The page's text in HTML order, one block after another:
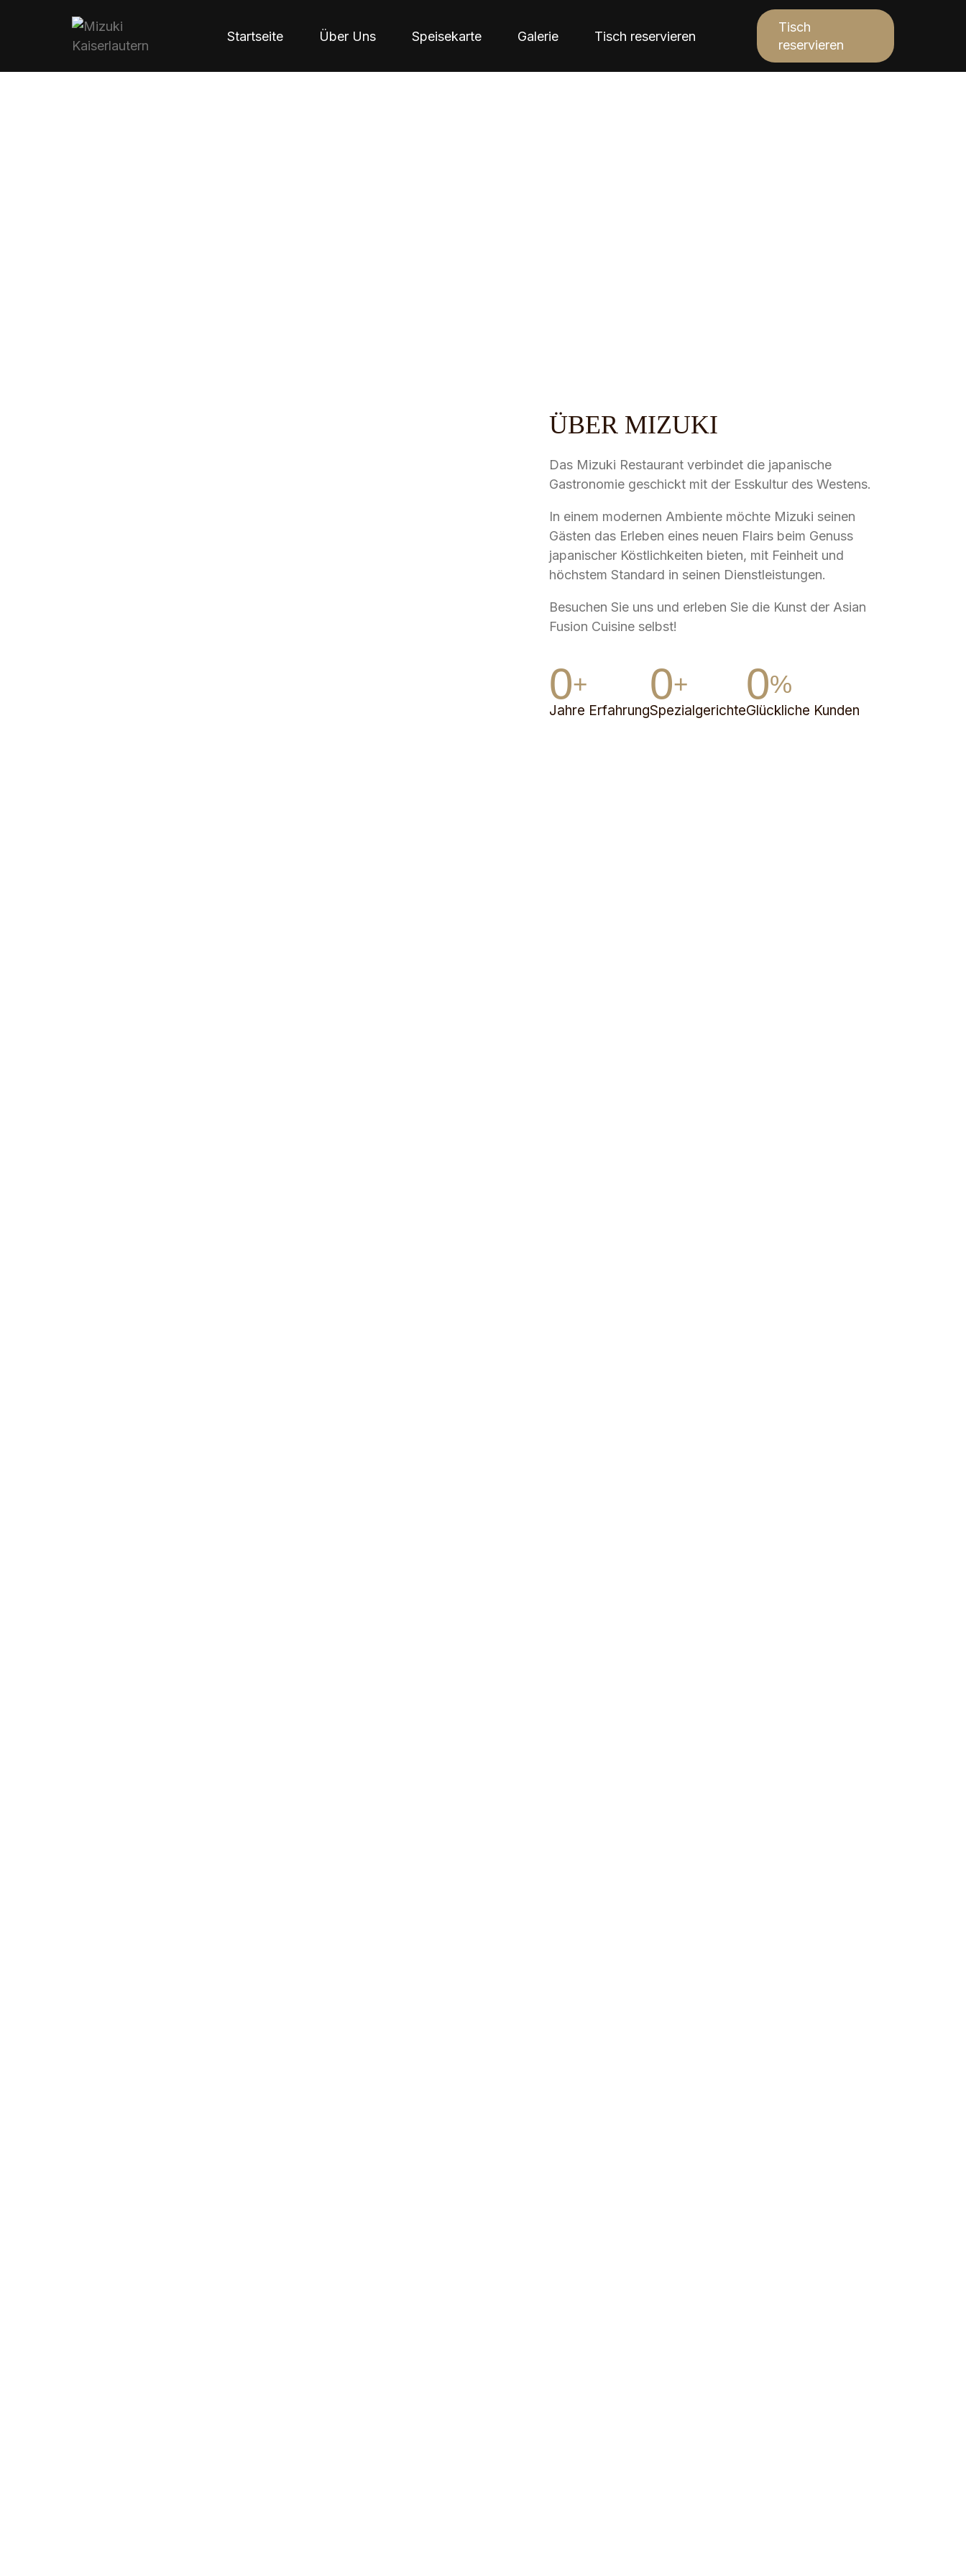
Startseite Über Uns Speisekarte Galerie Tisch reservieren
Tisch
reservieren
ÜBER MIZUKI
Das Mizuki Restaurant verbindet die japanische
Gastronomie geschickt mit der Esskultur des Westens.
In einem modernen Ambiente möchte Mizuki seinen
Gästen das Erleben eines neuen Flairs beim Genuss
japanischer Köstlichkeiten bieten, mit Feinheit und
höchstem Standard in seinen Dienstleistungen.
Besuchen Sie uns und erleben Sie die Kunst der Asian
Fusion Cuisine selbst!
Jahre Erfahrung
0+
Spezialgerichte
0+
Glückliche Kunden
0%